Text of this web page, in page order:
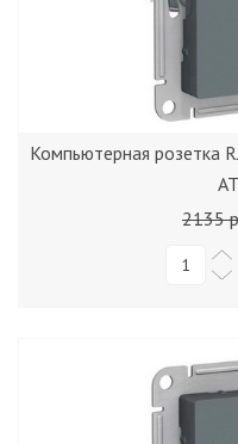
Компьютерная розетка
2135